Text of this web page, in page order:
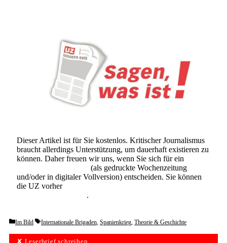
Dieser Artikel ist für Sie kostenlos. Kritischer Journalismus
braucht allerdings Unterstützung, um dauerhaft existieren zu
können. Daher freuen wir uns, wenn Sie sich für ein
(als gedruckte Wochenzeitung
und/oder in digitaler Vollversion) entscheiden. Sie können
die UZ vorher
.
Categories
Im Bild Tags
Internationale Brigaden, Spanienkrieg, Theorie & Geschichte
✘ Leserbrief schreiben